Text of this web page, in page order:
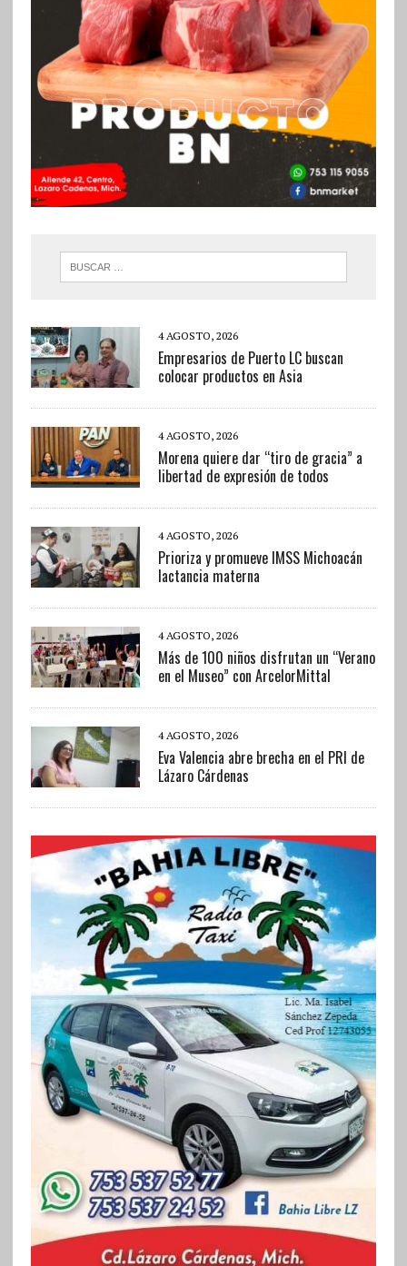
4 AGOSTO, 2026
Empresarios de Puerto LC buscan
colocar productos en Asia
4 AGOSTO, 2026
Morena quiere dar “tiro de gracia” a
libertad de expresión de todos
4 AGOSTO, 2026
Prioriza y promueve IMSS Michoacán
lactancia materna
4 AGOSTO, 2026
Más de 100 niños disfrutan un “Verano
en el Museo” con ArcelorMittal
4 AGOSTO, 2026
Eva Valencia abre brecha en el PRI de
Lázaro Cárdenas